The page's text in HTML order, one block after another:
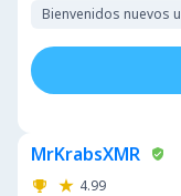
Bienvenidos nuevos
MrKrabsXMR
4.99